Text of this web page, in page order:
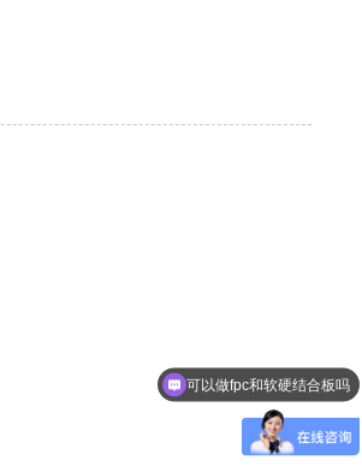
可以做fpc和软硬结合板吗